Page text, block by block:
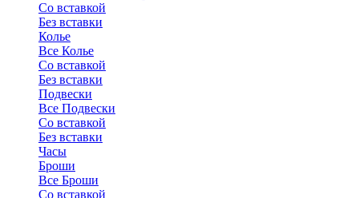
Со вставкой
Без вставки
Колье
Все Колье
Со вставкой
Без вставки
Подвески
Все Подвески
Со вставкой
Без вставки
Часы
Броши
Все Броши
Со вставкой